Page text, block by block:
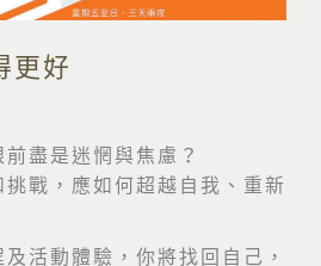
更好
盡是迷惘與焦慮？
戰，應如何超越自我、重新
活動體驗，你將找回自己，